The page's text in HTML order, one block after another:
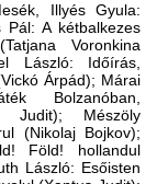
Illyés Gyula:
Pál: A kétbalkezes
Voronkina
László: Időírás,
Árpád); Márai
Bolzanóban,
Judit); Mészöly
(Nikolaj Bojkov);
Föld! hollandul
László: Esőisten